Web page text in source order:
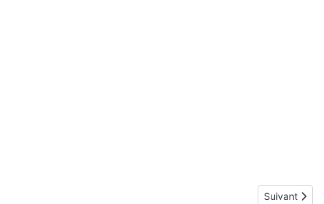
Article
Suivant